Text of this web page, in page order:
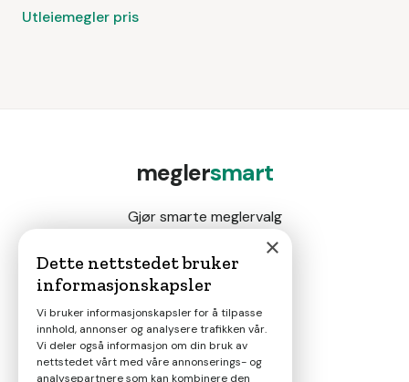
Utleiemegler pris
meglersmart
Gjør smarte meglervalg
Magasin
Nyheter
×
Dette nettstedet bruker
informasjonskapsler
Vi bruker informasjonskapsler for å tilpasse
innhold, annonser og analysere trafikken vår.
Vi deler også informasjon om din bruk av
nettstedet vårt med våre annonserings- og
analysepartnere som kan kombinere den